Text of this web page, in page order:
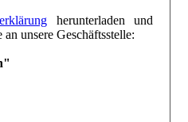
herunterladen und
unsere Geschäftsstelle: